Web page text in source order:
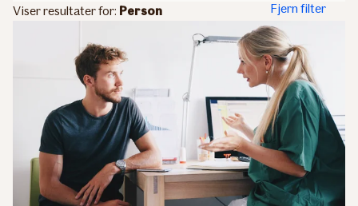
Viser resultater for: Person Fjern filter